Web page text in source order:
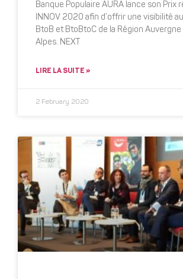
Banque Populaire AURA lance son Prix
INNOV 2020 afin d’offrir une visibilité
BtoB et BtoBtoC de la Région
Alpes. NEXT
LIRE LA SUITE »
2 February 2020